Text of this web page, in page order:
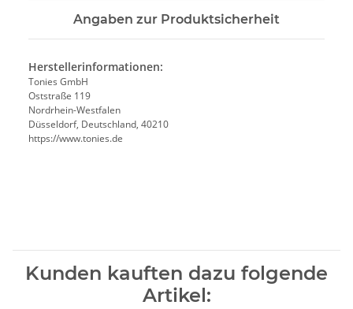
Angaben zur Produktsicherheit
Herstellerinformationen:
Tonies GmbH
Oststraße 119
Nordrhein-Westfalen
Düsseldorf, Deutschland, 40210
https://www.tonies.de
Kunden kauften dazu folgende
Artikel: